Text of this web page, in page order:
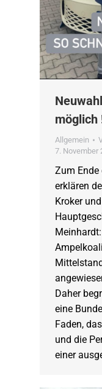
möglich
Allgemein
7. November
Zum
erklären
Kroker
Daher
eine
Faden,
und die
einer